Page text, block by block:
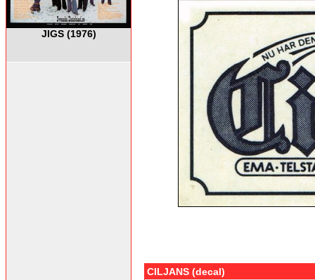
JIGS (1976)
CILJANS (decal)